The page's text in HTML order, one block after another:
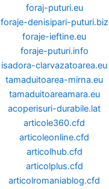
foraj-puturi.eu
foraje-denisipari-puturi.biz
foraje-ieftine.eu
foraje-puturi.info
isadora-clarvazatoarea.eu
tamaduitoarea-mirna.eu
tamaduitoareamara.eu
acoperisuri-durabile.lat
articole360.cfd
articoleonline.cfd
articolhub.cfd
articolplus.cfd
articolromaniablog.cfd